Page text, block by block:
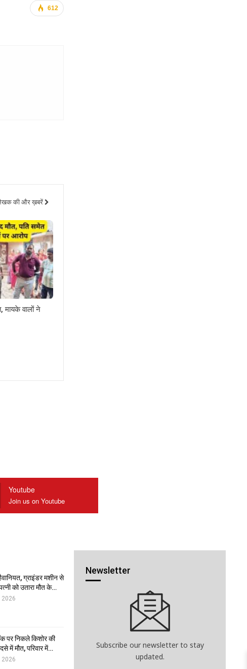
612
की और ख़बरें
मायके वालों ने
Youtube
Join us on Youtube
ग्राइंडर मशीन से
को उतारा मौत के…
2026
पर निकले किशोर की
में मौत, परिवार में…
2026
Newsletter
Subscribe our newsletter to stay
updated.